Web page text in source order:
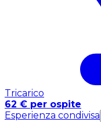
Tricarico
62 € per ospite
Esperienza condivisa